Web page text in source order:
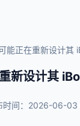
能正在重新设计其
新设计其
时间：2026-06-03